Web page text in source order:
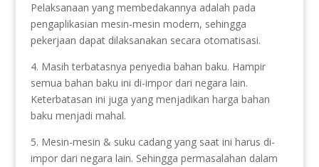
Pelaksanaan yang membedakannya adalah pada
pengaplikasian mesin-mesin modern, sehingga
pekerjaan dapat dilaksanakan secara otomatisasi.
4. Masih terbatasnya penyedia bahan baku. Hampir
semua bahan baku ini di-impor dari negara lain.
Keterbatasan ini juga yang menjadikan harga bahan
baku menjadi mahal.
5. Mesin-mesin & suku cadang yang saat ini harus di-
impor dari negara lain. Sehingga permasalahan dalam